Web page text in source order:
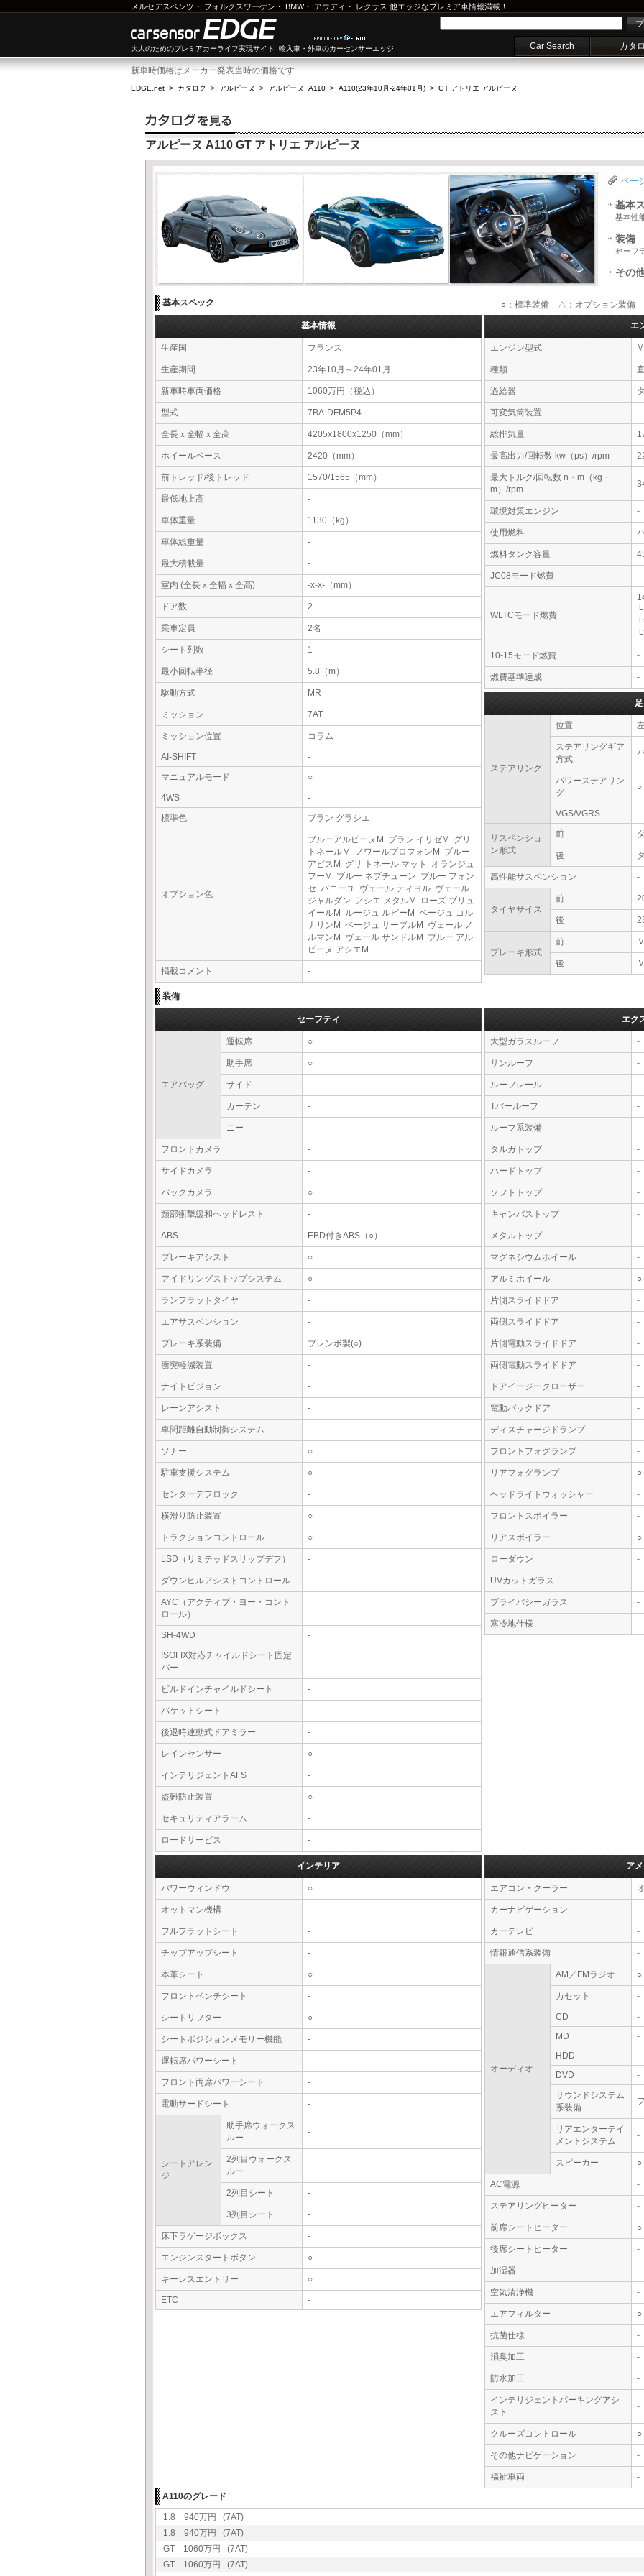
メルセデスベンツ ・ フォルクスワーゲン ・ BMW・ アウディ ・ レクサス 他エッジなプレミア車情報満載！
大人のためのプレミアカーライフ実現サイト 輸入車・外車のカーセンサーエッジ Car Search カタ
新車時価格はメーカー発表当時の価格です
EDGE.net > カタログ > アルピーヌ > アルピーヌ A110 > A110(23年10月-24年01月) > GT アトリエ アルピーヌ
アルピーヌ A110 GT アトリエ アルピーヌ
ペー
基本
基本性
装備
セーフ
その
基本スペック ○：標準装備 △：オプション装備 -
基本情報
生産国 フランス
生産期間 23年10月～24年01月
新車時車両価格 1060万円（税込）
型式 7BA-DFM5P4
全長ｘ全幅ｘ全高 4205x1800x1250（mm）
ホイールベース 2420（mm）
前トレッド/後トレッド 1570/1565（mm）
最低地上高 -
車体重量 1130（kg）
車体総重量 -
最大積載量 -
室内 (全長ｘ全幅ｘ全高) -x-x-（mm）
ドア数 2
乗車定員 2名
シート列数 1
最小回転半径 5.8（m）
駆動方式 MR
ミッション 7AT
ミッション位置 コラム
AI-SHIFT
-
マニュアルモード
○
4WS
-
標準色
ブラン グラシエ
オプション色
ブルーアルピーヌM ブラン イリゼM グリ
トネールＭ ノワールプロフォンM ブルー
アビスM グリ トネール マット オランジュ
フーM ブルー ネプチューン ブルー フォン
セ バニーユ ヴェール ティヨル ヴェール
ジャルダン アシエ メタルM ローズ ブリュ
イールM ルージュ ルビーM ベージュ コル
ナリンM ベージュ サーブルM ヴェール ノ
ルマンM ヴェール サンドルM ブルー アル
ピーヌ アシエM
掲載コメント -
エ
エンジン型式
種類
過給器
可変気筒装置 -
総排気量
最高出力/回転数 kw（ps）/rpm
最大トルク/回転数 n・m（kg・
m）/rpm
環境対策エンジン -
使用燃料
燃料タンク容量
JC08モード燃費 -
WLTCモード燃費
10-15モード燃費 -
燃費基準達成 -
ステアリング
位置
ステアリングギア
方式
パワーステアリン
グ
○
VGS/VGRS -
サスペンショ
ン形式
前
後
高性能サスペンション -
タイヤサイズ
前
後
ブレーキ形式
前
後
装備
セーフティ
エアバッグ
運転席 ○
助手席 ○
サイド -
カーテン -
ニー -
フロントカメラ -
サイドカメラ -
バックカメラ ○
頸部衝撃緩和ヘッドレスト -
ABS EBD付きABS（○）
ブレーキアシスト ○
アイドリングストップシステム ○
ランフラットタイヤ -
エアサスペンション -
ブレーキ系装備 ブレンボ製(○)
衝突軽減装置 -
ナイトビジョン -
レーンアシスト -
車間距離自動制御システム -
ソナー ○
駐車支援システム ○
センターデフロック -
横滑り防止装置 ○
トラクションコントロール ○
LSD（リミテッドスリップデフ） -
ダウンヒルアシストコントロール -
AYC（アクティブ・ヨー・コント
ロール）
-
SH-4WD
-
ISOFIX対応チャイルドシート固定
バー
-
ビルドインチャイルドシート -
バケットシート -
後退時連動式ドアミラー -
レインセンサー ○
インテリジェントAFS -
盗難防止装置 ○
セキュリティアラーム -
ロードサービス -
エク
大型ガラスルーフ -
サンルーフ -
ルーフレール -
Tバールーフ -
ルーフ系装備 -
タルガトップ -
ハードトップ -
ソフトトップ -
キャンバストップ -
メタルトップ -
マグネシウムホイール -
アルミホイール ○
片側スライドドア -
両側スライドドア -
片側電動スライドドア -
両側電動スライドドア -
ドアイージークローザー -
電動バックドア -
ディスチャージドランプ -
フロントフォグランプ -
リアフォグランプ ○
ヘッドライトウォッシャー -
フロントスポイラー -
リアスポイラー ○
ローダウン -
UVカットガラス -
プライバシーガラス -
寒冷地仕様 -
インテリア
パワーウィンドウ ○
オットマン機構 -
フルフラットシート -
チップアップシート -
本革シート ○
フロントベンチシート -
シートリフター ○
シートポジションメモリー機能 -
運転席パワーシート -
フロント両席パワーシート -
電動サードシート -
シートアレン
ジ
助手席ウォークス
ルー
-
2列目ウォークス
ルー
-
2列目シート -
3列目シート -
床下ラゲージボックス -
エンジンスタートボタン ○
キーレスエントリー ○
ETC -
ア
エアコン・クーラー
カーナビゲーション -
カーテレビ -
情報通信系装備 -
オーディオ
AM／FMラジオ ○
カセット -
CD
-
MD
-
HDD
-
DVD
-
サウンドシステム
系装備
リアエンターテイ
メントシステム
-
スピーカー ○
AC電源 -
ステアリングヒーター -
前席シートヒーター ○
後席シートヒーター -
加湿器 -
空気清浄機 -
エアフィルター ○
抗菌仕様 -
消臭加工 -
防水加工 -
インテリジェントパーキングアシ
スト
-
クルーズコントロール ○
その他ナビゲーション -
福祉車両
-
A110のグレード
1.8 940万円 (7AT)
1.8 940万円 (7AT)
GT 1060万円 (7AT)
GT 1060万円 (7AT)